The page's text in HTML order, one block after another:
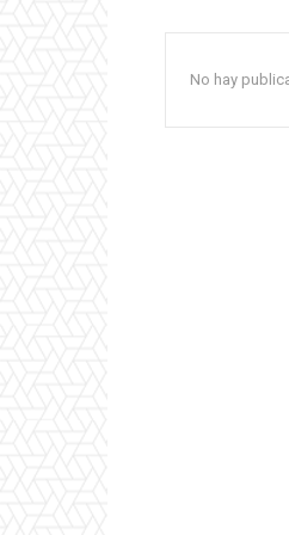
No hay